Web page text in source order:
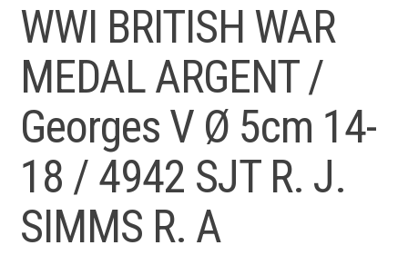
WWI BRITISH WAR
MEDAL ARGENT /
Georges V Ø 5cm 14-
18 / 4942 SJT R. J.
SIMMS R. A